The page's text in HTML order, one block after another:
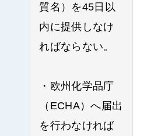
質名）を45日以
内に提供しなけ
ればならない。
・欧州化学品庁
（ECHA）へ届出
を行わなければ